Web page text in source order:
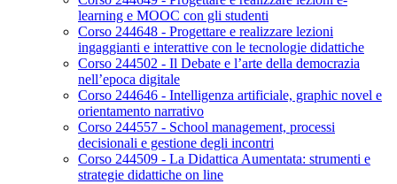
learning e MOOC con gli studenti
Corso 244648 - Progettare e realizzare lezioni
ingaggianti e interattive con le tecnologie didattiche
Corso 244502 - Il Debate e l’arte della democrazia
nell’epoca digitale
Corso 244646 - Intelligenza artificiale, graphic novel e
orientamento narrativo
Corso 244557 - School management, processi
decisionali e gestione degli incontri
Corso 244509 - La Didattica Aumentata: strumenti e
strategie didattiche on line